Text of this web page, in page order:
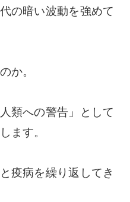
の暗い波動を強めて
か。
類への警告」として
ます。
疫病を繰り返してき